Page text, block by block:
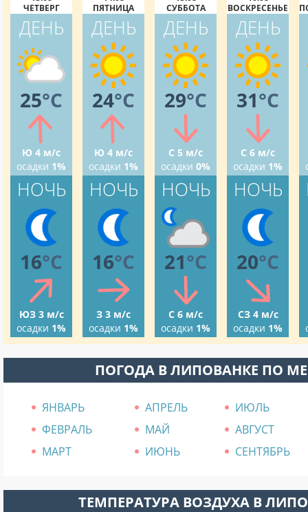
ЧЕТВЕРГ
ДЕНЬ
25°C
Ю 4 м/с
осадки 1%
НОЧЬ
16°C
ЮЗ 3 м/с
осадки 1%
ПЯТНИЦА
ДЕНЬ
24°C
Ю 4 м/с
осадки 1%
НОЧЬ
16°C
З 3 м/с
осадки 1%
СУББОТА
ДЕНЬ
29°C
С 5 м/с
осадки 0%
НОЧЬ
21°C
С 6 м/с
осадки 1%
ВОСКРЕСЕНЬЕ
ДЕНЬ
31°C
С 6 м/с
осадки 1%
НОЧЬ
20°C
СЗ 4 м/с
осадки 1%
ПОГОДА В ЛИПОВАНКЕ ПО
ЯНВАРЬ АПРЕЛЬ
ИЮЛЬ
ФЕВРАЛЬ
МАЙ
АВГУСТ
МАРТ
ИЮНЬ СЕНТЯБРЬ
ТЕМПЕРАТУРА ВОЗДУХА В